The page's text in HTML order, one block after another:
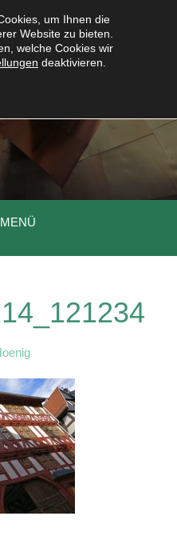
MENÜ
um Ihnen die
Website zu bieten.
welche Cookies wir
deaktivieren.